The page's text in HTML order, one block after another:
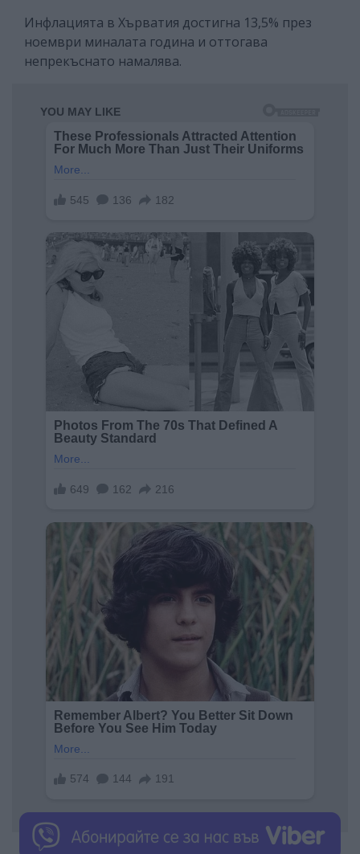
Инфлацията в Хърватия достигна 13,5% през
ноември миналата година и оттогава
непрекъснато намалява.